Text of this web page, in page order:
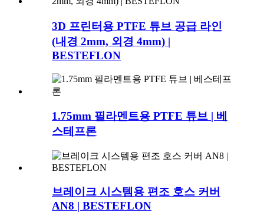
3D 프린터용 PTFE 튜브 공급 라인
(내경 2mm, 외경 4mm) |
BESTEFLON
1.75mm 필라멘트용 PTFE 튜브 | 베
스테프론
브레이크 시스템용 편조 호스 커버
AN8 | BESTEFLON